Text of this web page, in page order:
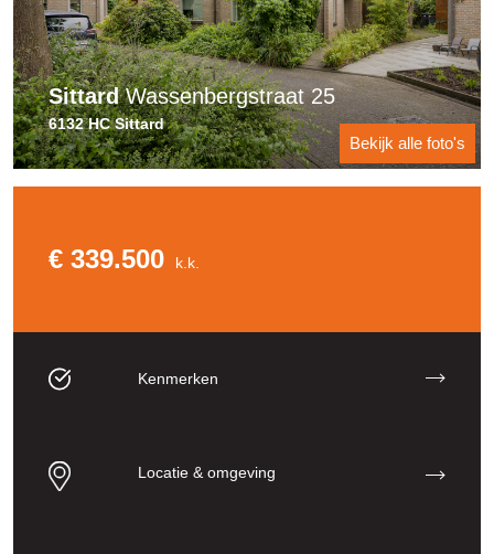
SittardWassenbergstraat 25
6132 HC Sittard
Bekijk alle foto's
€ 339.500 k.k.
Kenmerken
Locatie & omgeving